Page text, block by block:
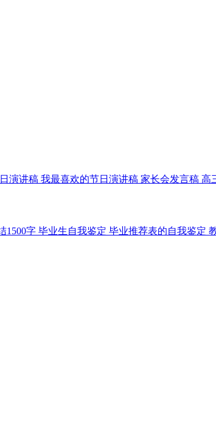
演讲稿 我最喜欢的节日演讲稿 家长会发言稿 高
1500字 毕业生自我鉴定 毕业推荐表的自我鉴定